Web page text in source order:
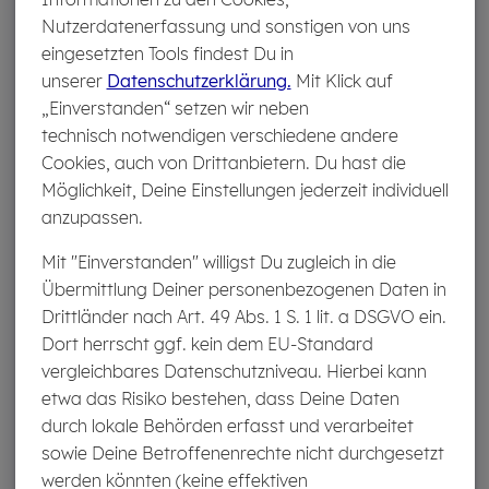
Nutzerdatenerfassung und sonstigen von uns
eingesetzten Tools findest Du in
unserer Datenschutzerklärung. Mit Klick auf
„Einverstanden“ setzen wir neben
technisch notwendigen verschiedene andere
Cookies, auch von Drittanbietern. Du hast die
Möglichkeit, Deine Einstellungen jederzeit individuell
anzupassen.
Mit "Einverstanden" willigst Du zugleich in die
Übermittlung Deiner personenbezogenen Daten in
Drittländer nach Art. 49 Abs. 1 S. 1 lit. a DSGVO ein.
Dort herrscht ggf. kein dem EU-Standard
vergleichbares Datenschutzniveau. Hierbei kann
etwa das Risiko bestehen, dass Deine Daten
durch lokale Behörden erfasst und verarbeitet
sowie Deine Betroffenenrechte nicht durchgesetzt
werden könnten (keine effektiven
zahlen wir auch während der Wartezeit die volle
Versicherungssumme an Deine Hinterbliebenen aus.
Über­schuss­be­tei­li­gung
Bei einem Preisvergleich der Sterbegeldversicherung
spielt auch eine möglicheÜberschussbeteiligungeine
Rolle. Überschüsse können entstehen, wenn die
als in der ursprünglichen Kalkulation vorgesehen. Die
Beteiligung der Versicherten an den Überschüssen ist je
nach Versicherer unterschiedlich und kann sich auf die
Leistung oder den Preis auswirken. Beim Vergleich der
Sterbegeldversicherung lohnt es sich, auf solche
Aktionen zu achten.
Ein­kom­mens­steu­er­frei­heit